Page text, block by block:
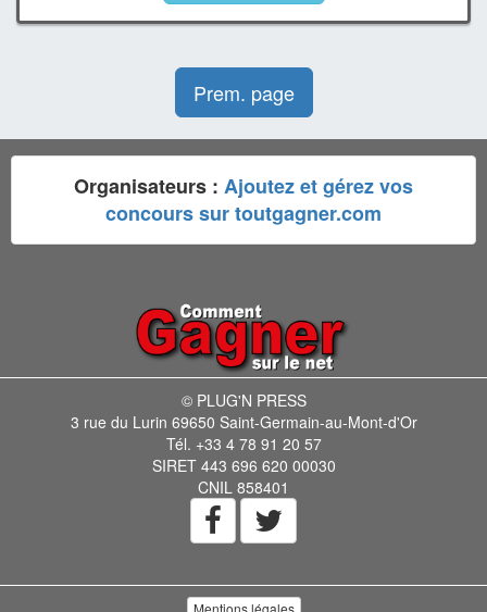
Prem. page
Organisateurs : Ajoutez et gérez vos
concours sur toutgagner.com
© PLUG'N PRESS
3 rue du Lurin 69650 Saint-Germain-au-Mont-d'Or
Tél. +33 4 78 91 20 57
SIRET 443 696 620 00030
CNIL 858401
Mentions légales